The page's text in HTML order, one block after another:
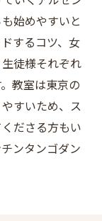
始めやすいと
するコツ、女
徒様それぞれ
教室は東京の
すいため、ス
ださる方もい
ンタンゴダン